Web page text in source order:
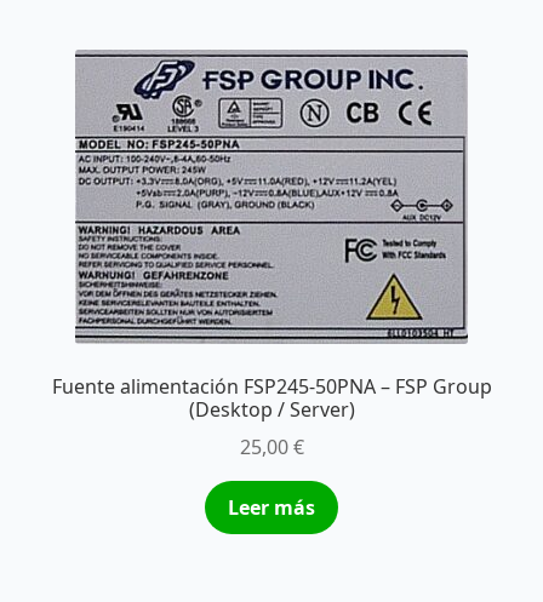
Fuente alimentación FSP245-50PNA – FSP Group
(Desktop / Server)
25,00€
Leer más